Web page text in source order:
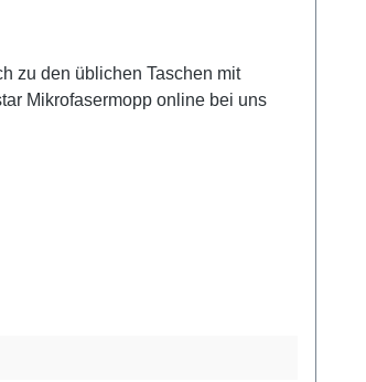
zu den üblichen Taschen mit
Mikrofasermopp online bei uns